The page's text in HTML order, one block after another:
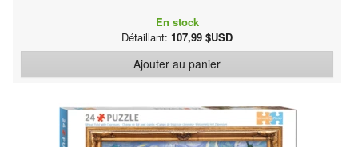
En stock
Détaillant: 107,99 $USD
Ajouter au panier